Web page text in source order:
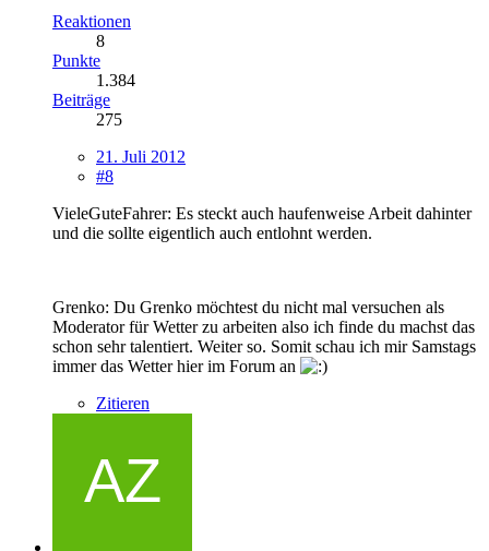
Reaktionen
8
Punkte
1.384
Beiträge
275
21. Juli 2012
#8
VieleGuteFahrer: Es steckt auch haufenweise Arbeit dahinter
und die sollte eigentlich auch entlohnt werden.
Grenko: Du Grenko möchtest du nicht mal versuchen als
Moderator für Wetter zu arbeiten also ich finde du machst das
schon sehr talentiert. Weiter so. Somit schau ich mir Samstags
immer das Wetter hier im Forum an
Zitieren